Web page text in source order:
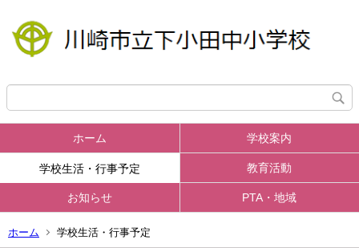
ホーム 学校案内
学校生活・行事予定 教育活動
お知らせ PTA・地域
ホーム 学校生活・行事予定